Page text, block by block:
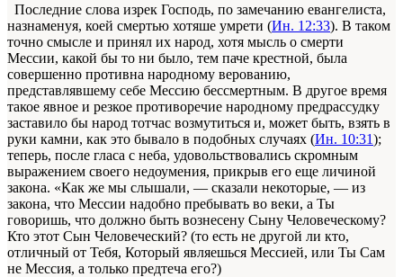
Последние слова изрек Господь, по замечанию евангелиста,
назнаменуя, коей смертью хотяше умрети (Ин. 12:33). В таком
точно смысле и принял их народ, хотя мысль о смерти
Мессии, какой бы то ни было, тем паче крестной, была
совершенно противна народному верованию,
представлявшему себе Мессию бессмертным. В другое время
такое явное и резкое противоречие народному предрассудку
заставило бы народ тотчас возмутиться и, может быть, взять в
руки камни, как это бывало в подобных случаях (Ин. 10:31);
теперь, после гласа с неба, удовольствовались скромным
выражением своего недоумения, прикрыв его еще личиной
закона. «Как же мы слышали, — сказали некоторые, — из
закона, что Мессии надобно пребывать во веки, а Ты
говоришь, что должно быть вознесену Сыну Человеческому?
Кто этот Сын Человеческий? (то есть не другой ли кто,
отличный от Тебя, Который являешься Мессией, или Ты Сам
не Мессия, а только предтеча его?)